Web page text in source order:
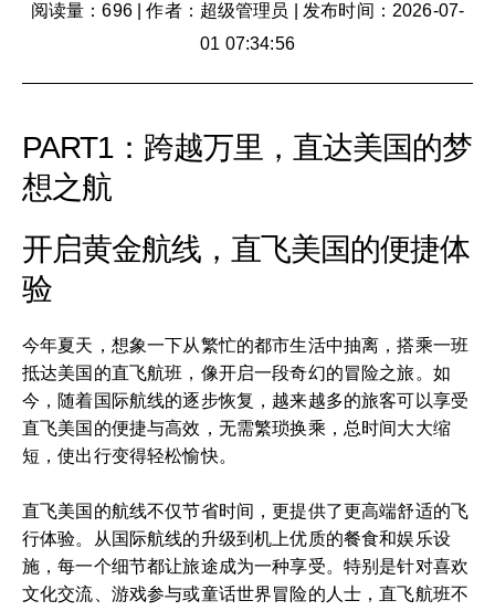
阅读量：696|作者：超级管理员
发布时间：2026-07-
01 07:34:56
PART1：跨越万里，直达美国的梦
想之航
开启黄金航线，直飞美国的便捷体
验
今年夏天，想象一下从繁忙的都市生活中抽离，搭乘一班
抵达美国的直飞航班，像开启一段奇幻的冒险之旅。如
今，随着国际航线的逐步恢复，越来越多的旅客可以享受
直飞美国的便捷与高效，无需繁琐换乘，总时间大大缩
短，使出行变得轻松愉快。
直飞美国的航线不仅节省时间，更提供了更高端舒适的飞
行体验。从国际航线的升级到机上优质的餐食和娱乐设
施，每一个细节都让旅途成为一种享受。特别是针对喜欢
文化交流、游戏参与或童话世界冒险的人士，直飞航班不